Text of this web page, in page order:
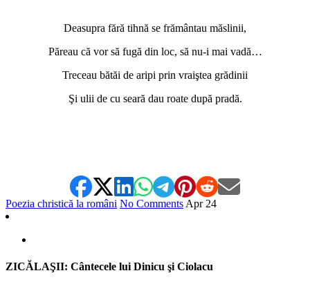
Deasupra fără tihnă se frământau măslinii,
Păreau că vor să fugă din loc, să nu-i mai vadă…
Treceau bătăi de aripi prin vraiştea grădinii
Şi ulii de cu seară dau roate după pradă.
Poezia christică la români No Comments Apr 24
ZICĂLAŞII: Cântecele lui Dinicu şi Ciolacu